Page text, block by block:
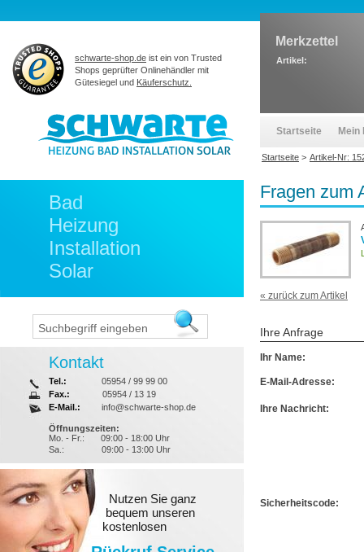
Fragen zum
« zurück zum Artikel
Ihre Anfrage
Ihr Name:
E-Mail-Adresse:
Ihre Nachricht:
Sicherheitscode:
Bad
Heizung
Installation
Solar
Kontakt
Tel.:
05954 / 99 99 00
Fax.:
05954 / 13 19
E-Mail.:
info@schwarte-shop.de
Öffnungszeiten:
Mo. - Fr.:
09:00 - 18:00 Uhr
Sa.:
09:00 - 13:00 Uhr
Nutzen Sie ganz
bequem unseren
kostenlosen
schwarte-shop.de ist ein von Trusted
Shops geprüfter Onlinehändler mit
Gütesiegel und Käuferschutz.
Merkzettel
Artikel:
Startseite Mein
Startseite > Artikel-Nr: